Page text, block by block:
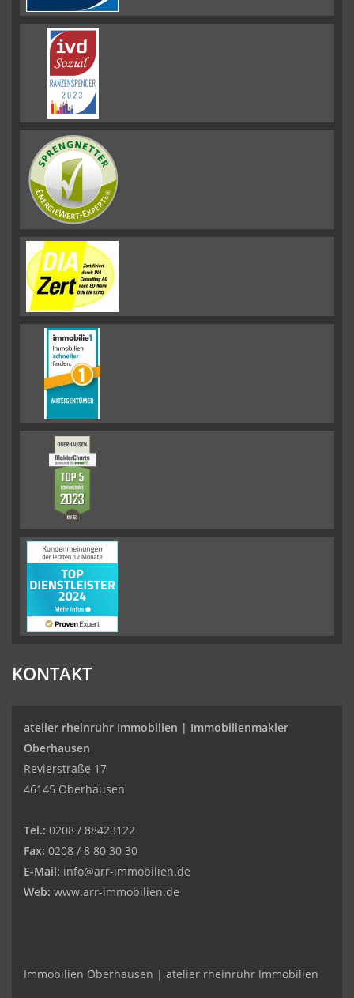
KONTAKT
atelier rheinruhr Immobilien | Immobilienmakler
Oberhausen
Revierstraße 17
46145 Oberhausen
Tel.: 0208 / 88423122
Fax: 0208 / 8 80 30 30
E-Mail: info@arr-immobilien.de
Web: www.arr-immobilien.de
Immobilien Oberhausen | atelier rheinruhr Immobilien